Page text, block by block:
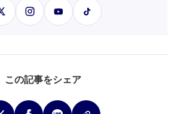
この記事をシェア